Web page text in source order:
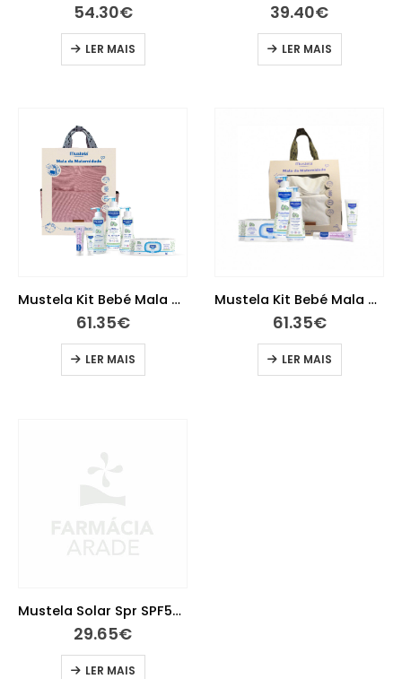
54.30€
LER MAIS
39.40€
LER MAIS
Mustela Kit Bebé Mala Maternidade Rosa
61.35€
LER MAIS
Mustela Kit Bebé Mala Maternidade Taupe
61.35€
LER MAIS
Mustela Solar Spr SPF50 200+Lt40+MochAz
29.65€
LER MAIS